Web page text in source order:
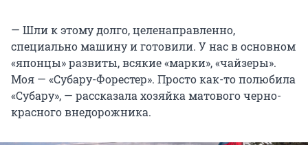
— Шли к этому долго, целенаправленно,
специально машину и готовили. У нас в основном
«японцы» развиты, всякие «марки», «чайзеры».
Моя — «Субару-Форестер». Просто как-то полюбила
«Субару», — рассказала хозяйка матового черно-
красного внедорожника.